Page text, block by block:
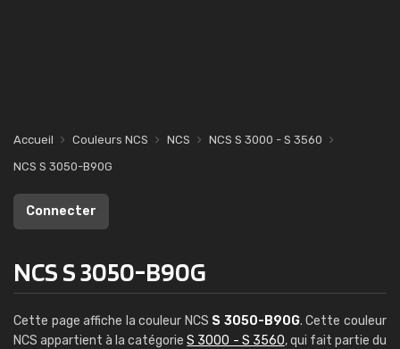
Accueil Couleurs NCS NCS
NCS S 3000 - S 3560
NCS S 3050-B90G
Connecter
NCS S 3050-B90G
Cette page affiche la couleur NCS S 3050-B90G. Cette couleur
NCS appartient à la catégorieS 3000 - S 3560, qui fait partie du